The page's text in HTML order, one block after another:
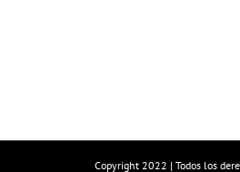
Copyright 2022 | Todos los